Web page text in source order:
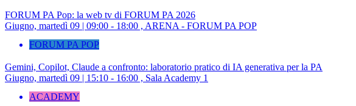
FORUM PA Pop: la web tv di FORUM PA 2026
Giugno, martedì 09 | 09:00 - 18:00 , ARENA - FORUM PA POP
FORUM PA POP
Gemini, Copilot, Claude a confronto: laboratorio pratico di IA generativa per la PA
Giugno, martedì 09 | 15:10 - 16:00 , Sala Academy 1
ACADEMY